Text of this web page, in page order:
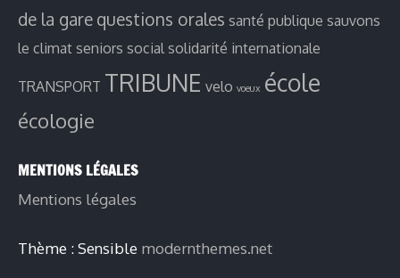
de la gare questions orales santé publique sauvons
le climat seniors social solidarité internationale
TRANSPORT TRIBUNE velo voeux école
écologie
MENTIONS LÉGALES
Mentions légales
Thème : Sensible modernthemes.net